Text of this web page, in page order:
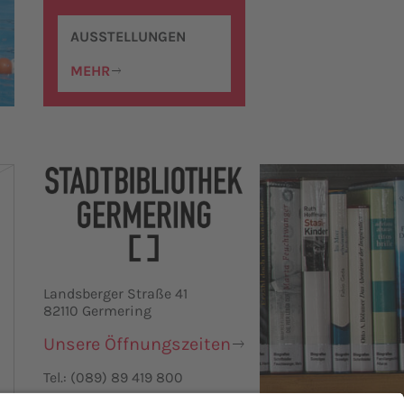
AUSSTELLUNGEN
MEHR
Landsberger Straße 41
82110 Germering
Unsere Öffnungszeiten
Tel.: (089) 89 419 800